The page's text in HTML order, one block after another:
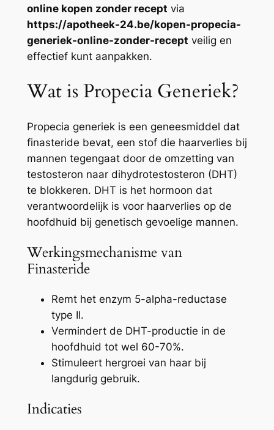
online kopen zonder recept via
https://apotheek-24.be/kopen-propecia-
generiek-online-zonder-recept veilig en
effectief kunt aanpakken.
Wat is Propecia Generiek?
Propecia generiek is een geneesmiddel dat
finasteride bevat, een stof die haarverlies bij
mannen tegengaat door de omzetting van
testosteron naar dihydrotestosteron (DHT)
te blokkeren. DHT is het hormoon dat
verantwoordelijk is voor haarverlies op de
hoofdhuid bij genetisch gevoelige mannen.
Werkingsmechanisme van
Finasteride
Remt het enzym 5-alpha-reductase
type II.
Vermindert de DHT-productie in de
hoofdhuid tot wel 60-70%.
Stimuleert hergroei van haar bij
langdurig gebruik.
Indicaties